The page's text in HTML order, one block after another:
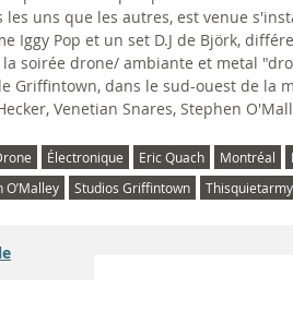
uns que les autres, est venue
Iggy Pop et un set D.J de Björk,
soirée drone/ ambiante et metal
Griffintown, dans le sud-ouest de la
Venetian Snares, Stephen
Électronique Eric Quach Montréal
O’Malley Studios Griffintown Thisquietarmy